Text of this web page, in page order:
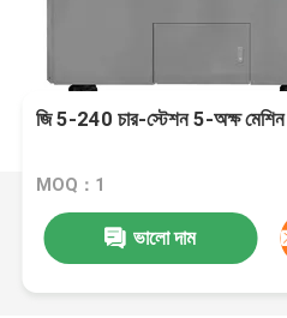
জি 5-240 চার-স্টেশন 5-অক্ষ মেশিন
MOQ：1
ভালো দাম